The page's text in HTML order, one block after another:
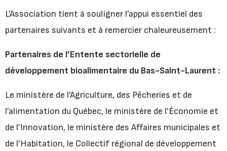
L’Association tient à souligner l’appui essentiel des
partenaires suivants et à remercier chaleureusement :
Partenaires de l’Entente sectorielle de
développement bioalimentaire du Bas-Saint-Laurent :
Le ministère de l’Agriculture, des Pêcheries et de
l’alimentation du Québec, le ministère de l’Économie et
de l’Innovation, le ministère des Affaires municipales et
de l’Habitation, le Collectif régional de développement